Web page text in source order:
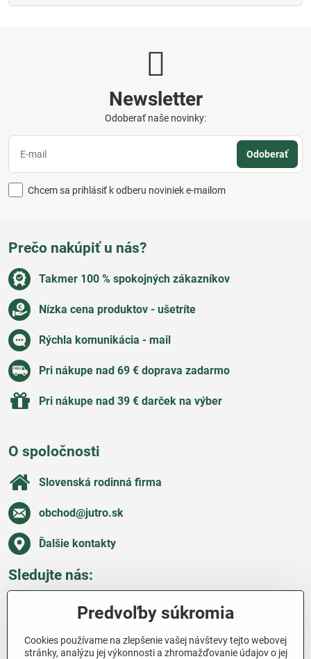
Newsletter
Odoberať naše novinky:
Odoberať
Chcem sa prihlásiť k odberu noviniek e-mailom
Prečo nakúpiť u nás?
Takmer 100 % spokojných zákazníkov
Nízka cena produktov - ušetríte
Rýchla komunikácia - mail
Pri nákupe nad 69 € doprava zadarmo
Pri nákupe nad 39 € darček na výber
O spoločnosti
Slovenská rodinná firma
obchod​@jutro​.sk
Ďalšie kontakty
Sledujte nás:
Všetko o nákupe
Predvoľby súkromia
Cookies používame na zlepšenie vašej návštevy tejto webovej
stránky, analýzu jej výkonnosti a zhromažďovanie údajov o jej